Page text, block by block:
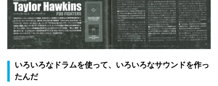
いろいろなドラムを使って、いろいろなサウンドを作っ
たんだ